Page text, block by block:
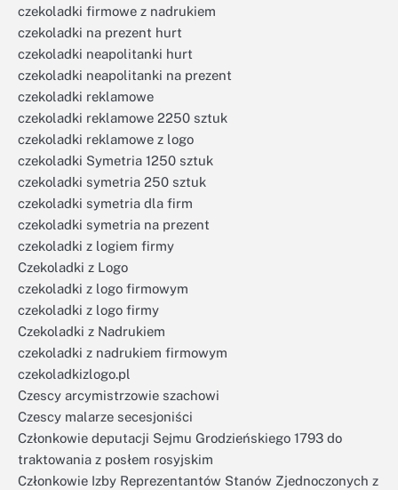
czekoladki firmowe z nadrukiem
czekoladki na prezent hurt
czekoladki neapolitanki hurt
czekoladki neapolitanki na prezent
czekoladki reklamowe
czekoladki reklamowe 2250 sztuk
czekoladki reklamowe z logo
czekoladki Symetria 1250 sztuk
czekoladki symetria 250 sztuk
czekoladki symetria dla firm
czekoladki symetria na prezent
czekoladki z logiem firmy
Czekoladki z Logo
czekoladki z logo firmowym
czekoladki z logo firmy
Czekoladki z Nadrukiem
czekoladki z nadrukiem firmowym
czekoladkizlogo.pl
Czescy arcymistrzowie szachowi
Czescy malarze secesjoniści
Członkowie deputacji Sejmu Grodzieńskiego 1793 do
traktowania z posłem rosyjskim
Członkowie Izby Reprezentantów Stanów Zjednoczonych z